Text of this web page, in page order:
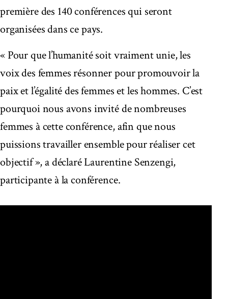
première des 140 conférences qui seront
organisées dans ce pays.
« Pour que l’humanité soit vraiment unie, les
voix des femmes résonner pour promouvoir la
paix et l’égalité des femmes et les hommes. C’est
pourquoi nous avons invité de nombreuses
femmes à cette conférence, afin que nous
puissions travailler ensemble pour réaliser cet
objectif », a déclaré Laurentine Senzengi,
participante à la conférence.